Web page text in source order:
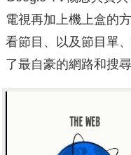
電視再加上機上盒的
看節目、以及節目單
了最自豪的網路和搜尋